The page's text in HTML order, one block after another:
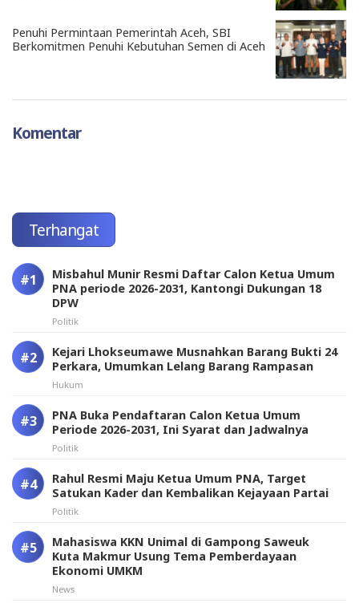
Penuhi Permintaan Pemerintah Aceh, SBI
Berkomitmen Penuhi Kebutuhan Semen di Aceh
Komentar
Terhangat
Misbahul Munir Resmi Daftar Calon Ketua Umum
PNA periode 2026-2031, Kantongi Dukungan 18
DPW
Politik
Kejari Lhokseumawe Musnahkan Barang Bukti 24
Perkara, Umumkan Lelang Barang Rampasan
Hukum
PNA Buka Pendaftaran Calon Ketua Umum
Periode 2026-2031, Ini Syarat dan Jadwalnya
Politik
Rahul Resmi Maju Ketua Umum PNA, Target
Satukan Kader dan Kembalikan Kejayaan Partai
Politik
Mahasiswa KKN Unimal di Gampong Saweuk
Kuta Makmur Usung Tema Pemberdayaan
Ekonomi UMKM
News